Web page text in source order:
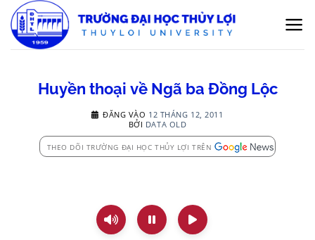
qua
nội
Huyền thoại về Ngã ba Đồng Lộc
ĐĂNG VÀO 12 THÁNG 12, 2011
BỞI DATA OLD
THEO DÕI TRƯỜNG ĐẠI HỌC THỦY LỢI TRÊN